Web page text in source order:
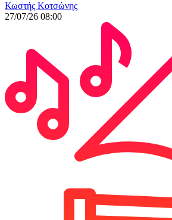
Κωστής Κοτσώνης
27/07/26 08:00